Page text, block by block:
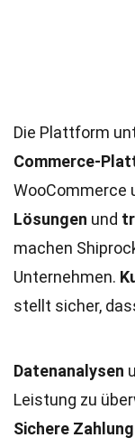
Die Plattform
Commerce-
WooCommerce
Lösungen und
machen
Unternehmen.
stellt sicher,
Datenanalysen
Leistung zu
Sichere